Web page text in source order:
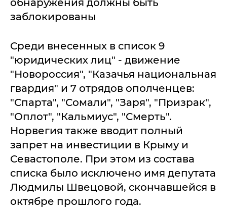
обнаружения должны быть
заблокированы
Среди внесенных в список 9
"юридических лиц" - движение
"Новороссия", "Казачья национальная
гвардия" и 7 отрядов ополченцев:
"Спарта", "Сомали", "Заря", "Призрак",
"Оплот", "Кальмиус", "Смерть".
Норвегия также вводит полный
запрет на инвестиции в Крыму и
Севастополе. При этом из состава
списка было исключено имя депутата
Людмилы Швецовой, скончавшейся в
октябре прошлого года.